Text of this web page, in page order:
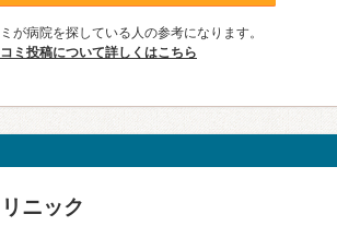
が病院を探している人の参考になります。
ミ投稿について詳しくはこちら
ニック